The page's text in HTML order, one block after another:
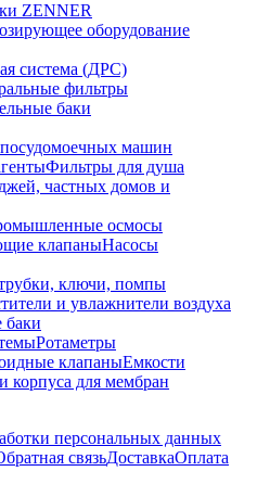
ZENNER
оборудование
система (ДРС)
фильтры
баки
машин
Фильтры для душа
частных домов и
осмосы
клапаныНасосы
ключи, помпы
и увлажнители воздуха
баки
Ротаметры
клапаныЕмкости
для мембран
персональных данных
связьДоставкаОплата